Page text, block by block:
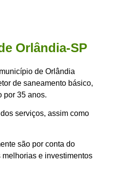
Orlândia-SP
de Orlândia
de saneamento básico,
por 35 anos.
serviços, assim como
são por conta do
e investimentos